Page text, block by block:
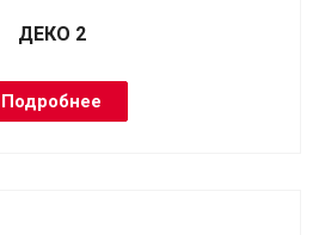
ДЕКО 2
Подробнее